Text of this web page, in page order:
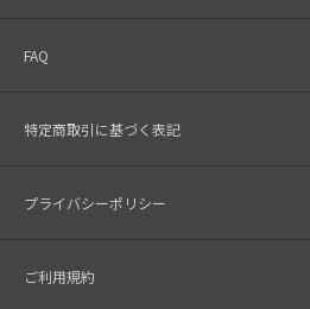
FAQ
特定商取引に基づく表記
プライバシーポリシー
ご利用規約